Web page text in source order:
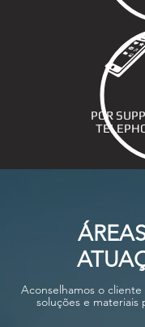
POR
Aconselhamos o
soluções e materiais